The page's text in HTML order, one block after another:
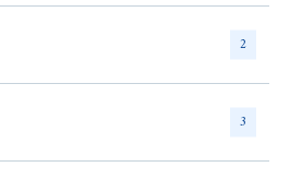
2
3